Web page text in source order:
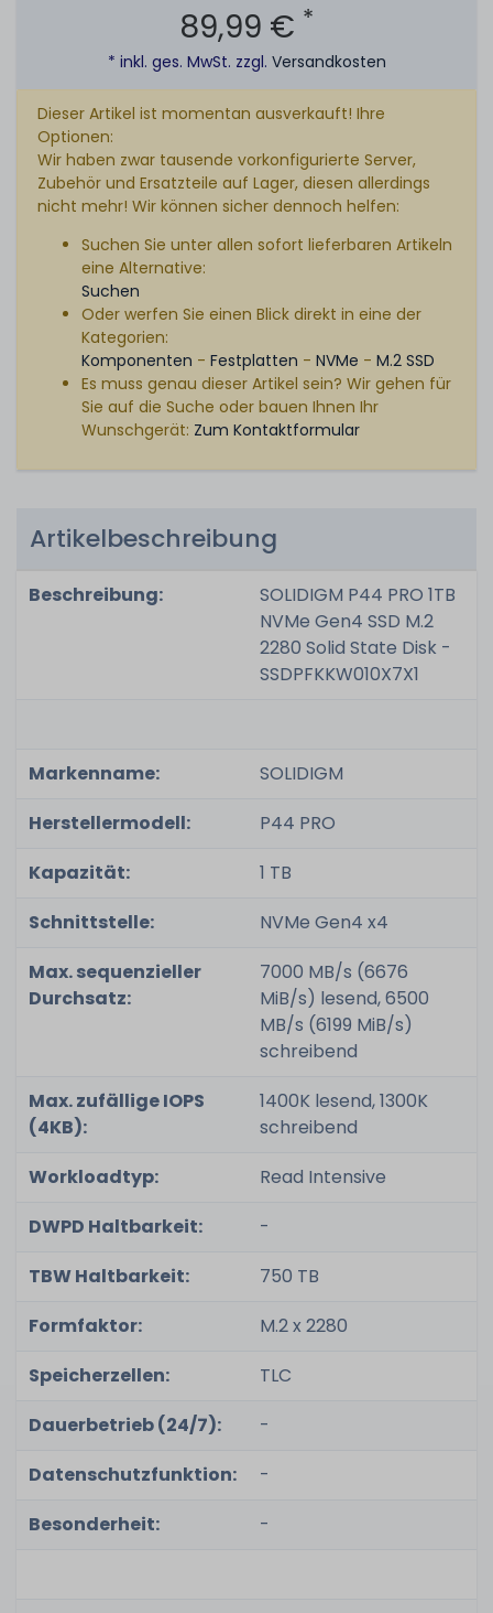
89,99 € *
* inkl. ges. MwSt. zzgl. Versandkosten
Dieser Artikel ist momentan ausverkauft! Ihre
Optionen:
Wir haben zwar tausende vorkonfigurierte Server,
Zubehör und Ersatzteile auf Lager, diesen allerdings
nicht mehr! Wir können sicher dennoch helfen:
Suchen Sie unter allen sofort lieferbaren Artikeln
eine Alternative:
Suchen
Oder werfen Sie einen Blick direkt in eine der
Kategorien:
Komponenten - Festplatten - NVMe - M.2 SSD
Es muss genau dieser Artikel sein? Wir gehen für
Sie auf die Suche oder bauen Ihnen Ihr
Wunschgerät: Zum Kontaktformular
Artikelbeschreibung
Beschreibung:
SOLIDIGM P44 PRO 1TB
NVMe Gen4 SSD M.2
2280 Solid State Disk -
SSDPFKKW010X7X1
Markenname:
SOLIDIGM
Herstellermodell:
P44 PRO
Kapazität:
1 TB
Schnittstelle:
NVMe Gen4 x4
Max. sequenzieller
Durchsatz:
7000 MB/s (6676
MiB/s) lesend, 6500
MB/s (6199 MiB/s)
schreibend
Max. zufällige IOPS
(4KB):
1400K lesend, 1300K
schreibend
Workloadtyp:
Read Intensive
DWPD Haltbarkeit:
-
TBW Haltbarkeit:
750 TB
Formfaktor:
M.2 x 2280
Speicherzellen:
TLC
Dauerbetrieb (24/7):
-
Datenschutzfunktion:
-
Besonderheit:
-